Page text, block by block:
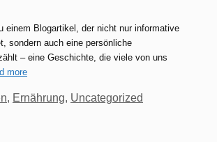
einem Blogartikel, der nicht nur informative
sondern auch eine persönliche
– eine Geschichte, die viele von uns
more
, Ernährung, Uncategorized